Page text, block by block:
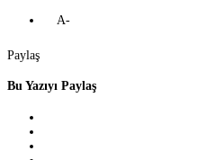
A-
Paylaş
Bu Yazıyı Paylaş